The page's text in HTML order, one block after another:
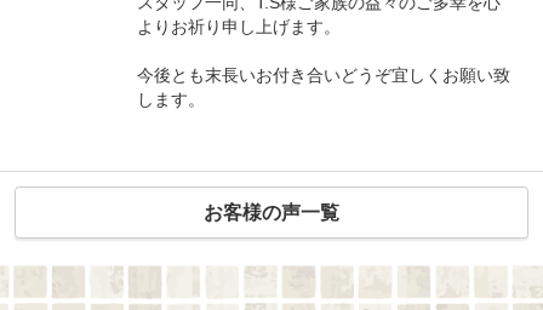
よりお祈り申し上げます。
今後とも末長いお付き合いどうぞ宜しくお願い致
します。
お客様の声一覧